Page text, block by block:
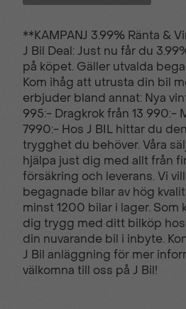
Airbag passagerare
Avstängningsbar
airbag passagerare
Barnlås
Broms-assistans
Delbart baksäte
**KAMPANJ 3.99% Ränta &
J Bil Deal: Just nu får du
på köpet. Gäller utvalda
Kom ihåg att utrusta din bil
erbjuder bland annat: Nya
995:- Dragkrok från 13 990:-
7990:- Hos J BIL hittar du
trygghet du behöver. Våra
hjälpa just dig med allt från
försäkring och leverans. Vi
begagnade bilar av hög
minst 1200 bilar i lager. Som
dig trygg med ditt bilköp hos
din nuvarande bil i inbyte.
J Bil anläggning för mer
välkomna till oss på J Bil!